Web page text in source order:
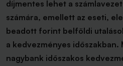
díjmentes lehet a
számára, emellett az eseti,
beadott forint belföldi
a kedvezményes időszakban.
nagybank időszakos